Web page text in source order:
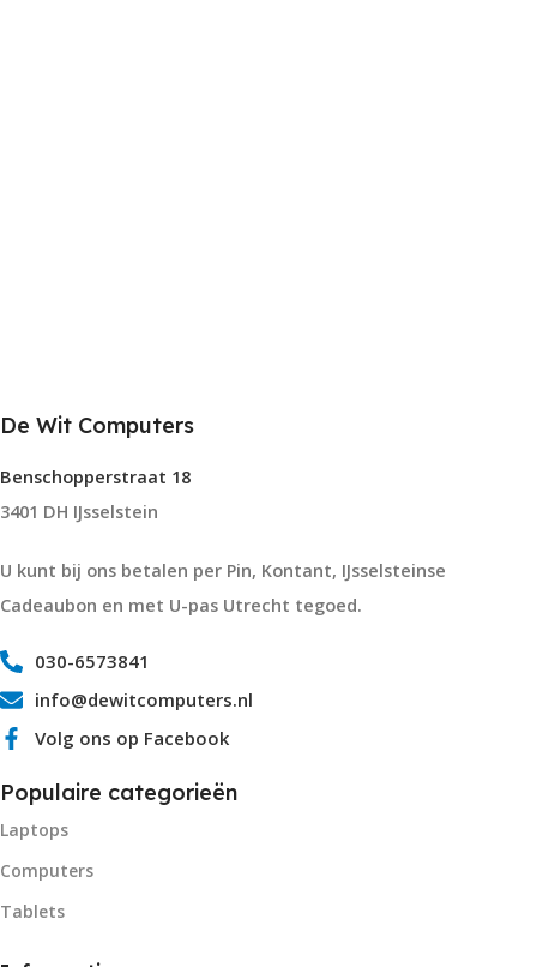
De Wit Computers
Benschopperstraat 18
3401 DH IJsselstein
U kunt bij ons betalen per Pin, Kontant, IJsselsteinse
Cadeaubon en met U-pas Utrecht tegoed.
030-6573841
info@dewitcomputers.nl
Volg ons op Facebook
Populaire categorieën
Laptops
Computers
Tablets